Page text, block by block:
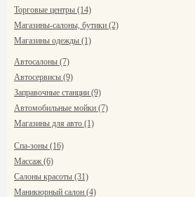
Торговые центры (14)
Магазины-салоны, бутики (2)
Магазины одежды (1)
Автосалоны (7)
Автосервисы (9)
Заправочные станции (9)
Автомобильные мойки (7)
Магазины для авто (1)
Спа-зоны (16)
Массаж (6)
Салоны красоты (31)
Маникюрный салон (4)